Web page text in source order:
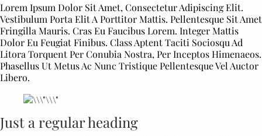
E
D
O
N
E
D
I
N
Lorem Ipsum Dolor Sit Amet, Consectetur Adipiscing Elit.
Vestibulum Porta Elit A Porttitor Mattis. Pellentesque Sit Amet
Fringilla Mauris. Cras Eu Faucibus Lorem. Integer Mattis
Dolor Eu Feugiat Finibus. Class Aptent Taciti Sociosqu Ad
Litora Torquent Per Conubia Nostra, Per Inceptos Himenaeos.
Phasellus Ut Metus Ac Nunc Tristique Pellentesque Vel Auctor
Libero.
Just a regular heading